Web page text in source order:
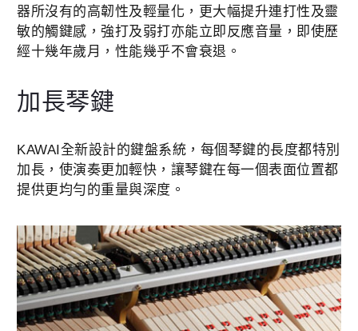
器所沒有的高韌性及輕量化，更大幅提升連打性及靈
敏的觸鍵感，強打及弱打亦能立即反應音量，即使歷
經十幾年歲月，性能幾乎不會衰退。
加長琴鍵
KAWAI全新設計的鍵盤系統，每個琴鍵的長度都特別
加長，使演奏更加輕快，讓琴鍵在每一個表面位置都
提供更均勻的重量與深度。